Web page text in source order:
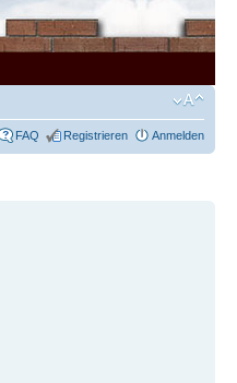
FAQ Registrieren Anmelden